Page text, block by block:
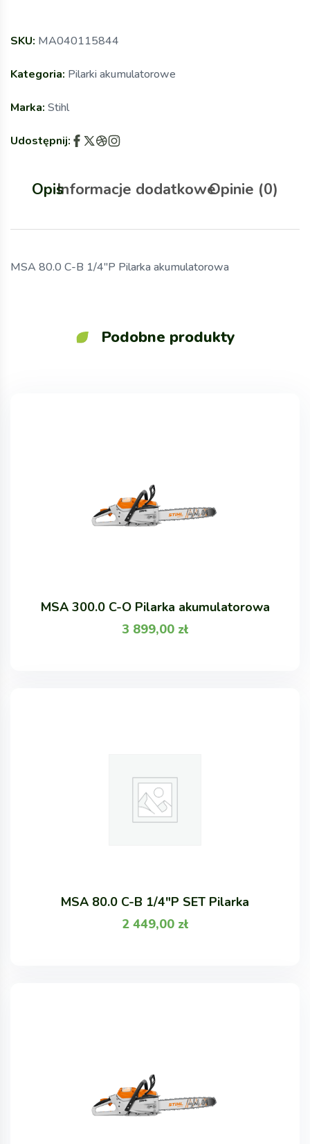
SKU: MA040115844
Kategoria: Pilarki akumulatorowe
Marka: Stihl
Udostępnij:
OpisInformacje dodatkoweOpinie (0)
MSA 80.0 C-B 1/4″P Pilarka akumulatorowa
Podobne produkty
MSA 300.0 C-O Pilarka akumulatorowa
3 899,00 zł
MSA 80.0 C-B 1/4"P SET Pilarka
2 449,00 zł